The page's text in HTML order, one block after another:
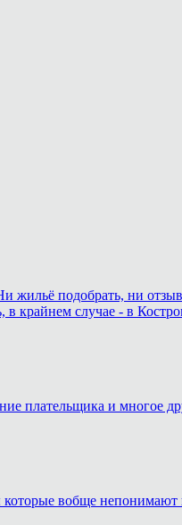
жильё подобрать, ни
крайнем случае - в
плательщика и многое
вобще непонимают